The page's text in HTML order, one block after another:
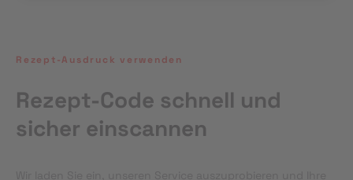
Rezept-Ausdruck verwenden
Rezept-Code schnell und
sicher einscannen